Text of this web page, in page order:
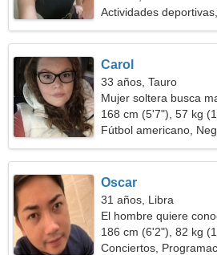
Actividades
Carol
33 años, Tauro
Mujer soltera busca
168 cm (5'7"), 57 kg
Fútbol americano,
Oscar
31 años, Libra
El hombre quiere
186 cm (6'2"), 82 kg
Conciertos,